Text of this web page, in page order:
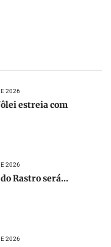
2026
estreia com
2026
Rastro será...
2026